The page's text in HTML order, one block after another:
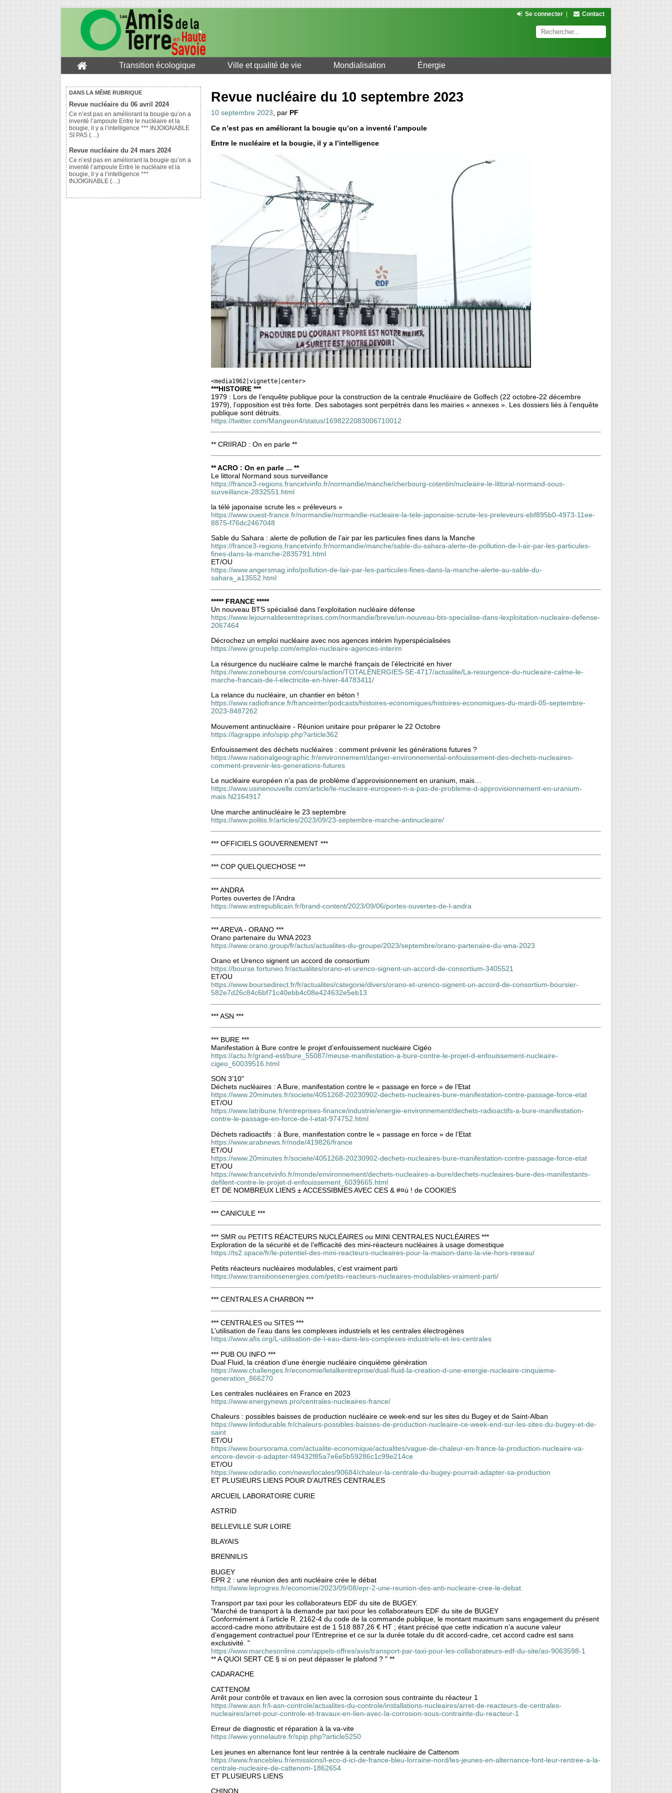
Se connecter Contact
Transition écologique Ville et qualité de vie Mondialisation Énergie
DANS LA MÊME RUBRIQUE
Revue nucléaire du 06 avril 2024
Ce n’est pas en améliorant la bougie qu’on a
inventé l’ampoule Entre le nucléaire et la
bougie, il y a l’intelligence *** INJOIGNABLE
SI PAS (…)
Revue nucléaire du 24 mars 2024
Ce n’est pas en améliorant la bougie qu’on a
inventé l’ampoule Entre le nucléaire et la
bougie, il y a l’intelligence ***
INJOIGNABLE (…)
Revue nucléaire du 10 septembre 2023
10 septembre 2023, par PF
Ce n’est pas en améliorant la bougie qu’on a inventé l’ampoule
Entre le nucléaire et la bougie, il y a l’intelligence
<media1962|vignette|center>
***HISTOIRE ***
1979 : Lors de l’enquête publique pour la construction de la centrale #nucléaire de Golfech (22 octobre-22 décembre
1979), l’opposition est très forte. Des sabotages sont perpétrés dans les mairies « annexes ». Les dossiers liés à l’enquête
publique sont détruits.
https://twitter.com/Mangeon4/status/1698222083006710012
** CRIIRAD : On en parle **
** ACRO : On en parle ... **
Le littoral Normand sous surveillance
https://france3-regions.francetvinfo.fr/normandie/manche/cherbourg-cotentin/nucleaire-le-littoral-normand-sous-
surveillance-2832551.html
la télé japonaise scrute les « préleveurs »
https://www.ouest-france.fr/normandie/normandie-nucleaire-la-tele-japonaise-scrute-les-preleveurs-ebf895b0-4973-11ee-
8875-f76dc2467048
Sable du Sahara : alerte de pollution de l’air par les particules fines dans la Manche
https://france3-regions.francetvinfo.fr/normandie/manche/sable-du-sahara-alerte-de-pollution-de-l-air-par-les-particules-
fines-dans-la-manche-2835791.html
ET/OU
https://www.angersmag.info/pollution-de-lair-par-les-particules-fines-dans-la-manche-alerte-au-sable-du-
sahara_a13552.html
***** FRANCE *****
Un nouveau BTS spécialisé dans l’exploitation nucléaire défense
https://www.lejournaldesentreprises.com/normandie/breve/un-nouveau-bts-specialise-dans-lexploitation-nucleaire-defense-
2067464
Décrochez un emploi nucléaire avec nos agences intérim hyperspécialisées
https://www.groupelip.com/emploi-nucleaire-agences-interim
La résurgence du nucléaire calme le marché français de l’électricité en hiver
https://www.zonebourse.com/cours/action/TOTALENERGIES-SE-4717/actualite/La-resurgence-du-nucleaire-calme-le-
marche-francais-de-l-electricite-en-hiver-44783411/
La relance du nucléaire, un chantier en béton !
https://www.radiofrance.fr/franceinter/podcasts/histoires-economiques/histoires-economiques-du-mardi-05-septembre-
2023-8487262
Mouvement antinucléaire - Réunion unitaire pour préparer le 22 Octobre
https://lagrappe.info/spip.php?article362
Enfouissement des déchets nucléaires : comment prévenir les générations futures ?
https://www.nationalgeographic.fr/environnement/danger-environnemental-enfouissement-des-dechets-nucleaires-
comment-prevenir-les-generations-futures
Le nucléaire européen n’a pas de problème d’approvisionnement en uranium, mais…
https://www.usinenouvelle.com/article/le-nucleaire-europeen-n-a-pas-de-probleme-d-approvisionnement-en-uranium-
mais.N2164917
Une marche antinucléaire le 23 septembre
https://www.politis.fr/articles/2023/09/23-septembre-marche-antinucleaire/
*** OFFICIELS GOUVERNEMENT ***
*** COP QUELQUECHOSE ***
*** ANDRA
Portes ouvertes de l’Andra
https://www.estrepublicain.fr/brand-content/2023/09/06/portes-ouvertes-de-l-andra
*** AREVA - ORANO ***
Orano partenaire du WNA 2023
https://www.orano.group/fr/actus/actualites-du-groupe/2023/septembre/orano-partenaire-du-wna-2023
Orano et Urenco signent un accord de consortium
https://bourse.fortuneo.fr/actualites/orano-et-urenco-signent-un-accord-de-consortium-3405521
ET/OU
https://www.boursedirect.fr/fr/actualites/categorie/divers/orano-et-urenco-signent-un-accord-de-consortium-boursier-
582e7d26c84c6bf71c40ebb4c08e424632e5eb13
*** ASN ***
*** BURE ***
Manifestation à Bure contre le projet d’enfouissement nucléaire Cigéo
https://actu.fr/grand-est/bure_55087/meuse-manifestation-a-bure-contre-le-projet-d-enfouissement-nucleaire-
cigeo_60039516.html
SON 3’10"
Déchets nucléaires : A Bure, manifestation contre le « passage en force » de l’Etat
https://www.20minutes.fr/societe/4051268-20230902-dechets-nucleaires-bure-manifestation-contre-passage-force-etat
ET/OU
https://www.latribune.fr/entreprises-finance/industrie/energie-environnement/dechets-radioactifs-a-bure-manifestation-
contre-le-passage-en-force-de-l-etat-974752.html
Déchets radioactifs : à Bure, manifestation contre le « passage en force » de l’Etat
https://www.arabnews.fr/node/419826/france
ET/OU
https://www.20minutes.fr/societe/4051268-20230902-dechets-nucleaires-bure-manifestation-contre-passage-force-etat
ET/OU
https://www.francetvinfo.fr/monde/environnement/dechets-nucleaires-a-bure/dechets-nucleaires-bure-des-manifestants-
defilent-contre-le-projet-d-enfouissement_6039665.html
ET DE NOMBREUX LIENS ± ACCESSIBMES AVEC CES & #¤ù ! de COOKIES
*** CANICULE ***
*** SMR ou PETITS RÉACTEURS NUCLÉAIRES ou MINI CENTRALES NUCLÉAIRES ***
Exploration de la sécurité et de l’efficacité des mini-réacteurs nucléaires à usage domestique
https://ts2.space/fr/le-potentiel-des-mini-reacteurs-nucleaires-pour-la-maison-dans-la-vie-hors-reseau/
Petits réacteurs nucléaires modulables, c’est vraiment parti
https://www.transitionsenergies.com/petits-reacteurs-nucleaires-modulables-vraiment-parti/
*** CENTRALES A CHARBON ***
*** CENTRALES ou SITES ***
L’utilisation de l’eau dans les complexes industriels et les centrales électrogènes
https://www.afis.org/L-utilisation-de-l-eau-dans-les-complexes-industriels-et-les-centrales
*** PUB OU INFO ***
Dual Fluid, la création d’une énergie nucléaire cinquième génération
https://www.challenges.fr/economie/letalkentreprise/dual-fluid-la-creation-d-une-energie-nucleaire-cinquieme-
generation_866270
Les centrales nucléaires en France en 2023
https://www.energynews.pro/centrales-nucleaires-france/
Chaleurs : possibles baisses de production nucléaire ce week-end sur les sites du Bugey et de Saint-Alban
https://www.linfodurable.fr/chaleurs-possibles-baisses-de-production-nucleaire-ce-week-end-sur-les-sites-du-bugey-et-de-
saint
ET/OU
https://www.boursorama.com/actualite-economique/actualites/vague-de-chaleur-en-france-la-production-nucleaire-va-
encore-devoir-s-adapter-f49432f85a7e6e5b59286c1c99e214ce
ET/OU
https://www.odsradio.com/news/locales/90684/chaleur-la-centrale-du-bugey-pourrait-adapter-sa-production
ET PLUSIEURS LIENS POUR D’AUTRES CENTRALES
ARCUEIL LABORATOIRE CURIE
ASTRID
BELLEVILLE SUR LOIRE
BLAYAIS
BRENNILIS
BUGEY
EPR 2 : une réunion des anti nucléaire crée le débat
https://www.leprogres.fr/economie/2023/09/08/epr-2-une-reunion-des-anti-nucleaire-cree-le-debat
Transport par taxi pour les collaborateurs EDF du site de BUGEY.
"Marché de transport à la demande par taxi pour les collaborateurs EDF du site de BUGEY
Conformément à l’article R. 2162-4 du code de la commande publique, le montant maximum sans engagement du présent
accord-cadre mono attributaire est de 1 518 887,26 € HT ; étant précisé que cette indication n’a aucune valeur
d’engagement contractuel pour l’Entreprise et ce sur la durée totale du dit accord-cadre, cet accord cadre est sans
exclusivité. "
https://www.marchesonline.com/appels-offres/avis/transport-par-taxi-pour-les-collaborateurs-edf-du-site/ao-9063598-1
** A QUOI SERT CE § si on peut dépasser le plafond ? " **
CADARACHE
CATTENOM
Arrêt pour contrôle et travaux en lien avec la corrosion sous contrainte du réacteur 1
https://www.asn.fr/l-asn-controle/actualites-du-controle/installations-nucleaires/arret-de-reacteurs-de-centrales-
nucleaires/arret-pour-controle-et-travaux-en-lien-avec-la-corrosion-sous-contrainte-du-reacteur-1
Erreur de diagnostic et réparation à la va-vite
https://www.yonnelautre.fr/spip.php?article5250
Les jeunes en alternance font leur rentrée à la centrale nucléaire de Cattenom
https://www.francebleu.fr/emissions/l-eco-d-ici-de-france-bleu-lorraine-nord/les-jeunes-en-alternance-font-leur-rentree-a-la-
centrale-nucleaire-de-cattenom-1862654
ET PLUSIEURS LIENS
CHINON